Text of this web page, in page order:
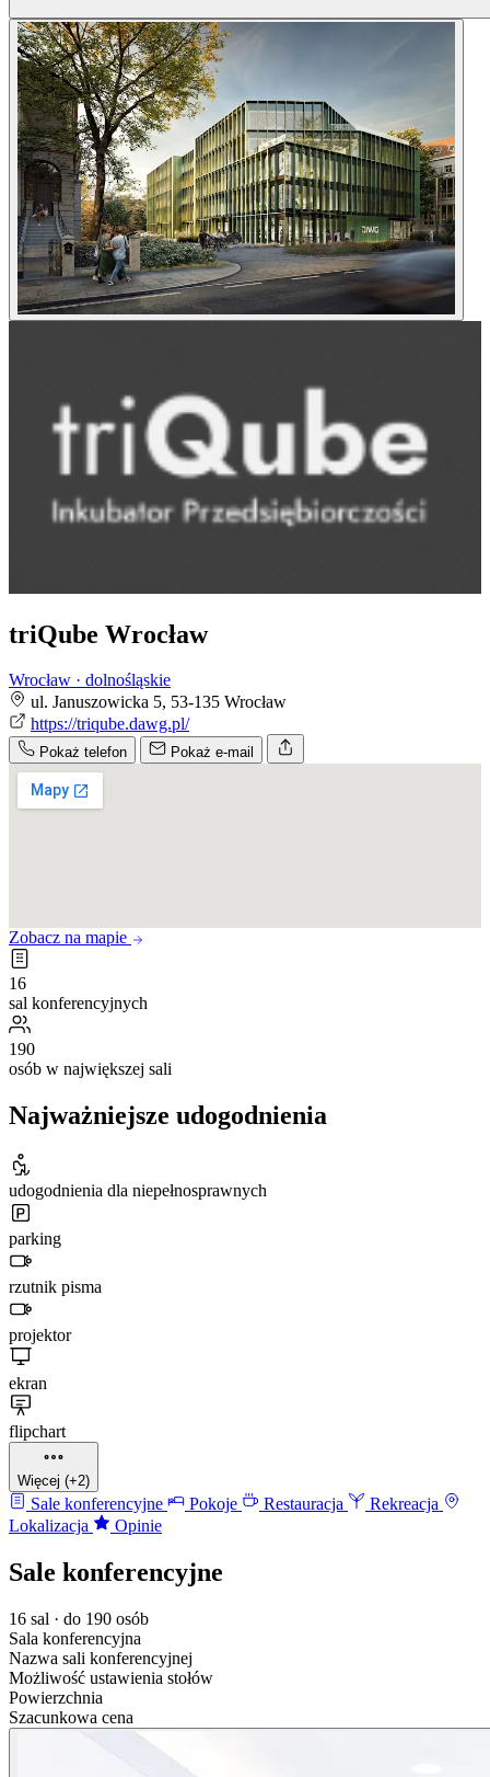
triQube Wrocław
Wrocław · dolnośląskie
ul. Januszowicka 5, 53-135 Wrocław
https://triqube.dawg.pl/
Pokaż telefon Pokaż e-mail
Zobacz na mapie
16
sal konferencyjnych
190
osób w największej sali
Najważniejsze udogodnienia
udogodnienia dla niepełnosprawnych
parking
rzutnik pisma
projektor
ekran
flipchart
Więcej (+2)
Sale konferencyjne Pokoje Restauracja
Rekreacja
Lokalizacja
Opinie
Sale konferencyjne
16 sal · do 190 osób
Sala konferencyjna
Nazwa sali konferencyjnej
Możliwość ustawienia stołów
Powierzchnia
Szacunkowa cena